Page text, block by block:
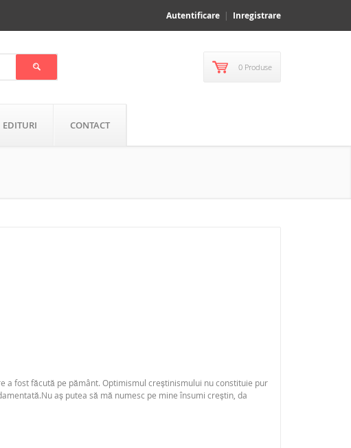
Autentificare Inregistrare
0 Produse
EDITURI CONTACT
a fost făcută pe pământ. Optimismul creștinismului nu constituie pur
aș putea să mă numesc pe mine însumi creștin, da